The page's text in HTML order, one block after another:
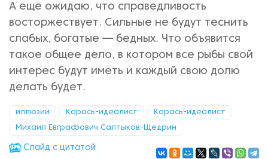
А еще ожидаю, что справедливость
восторжествует. Сильные не будут теснить
слабых, богатые — бедных. Что объявится
такое общее дело, в котором все рыбы свой
интерес будут иметь и каждый свою долю
делать будет.
иллюзии Карась-идеалист Карась-идеалист
Михаил Евграфович Салтыков-Щедрин
Cлайд с цитатой